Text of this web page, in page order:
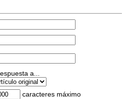
a...
caracteres máximo